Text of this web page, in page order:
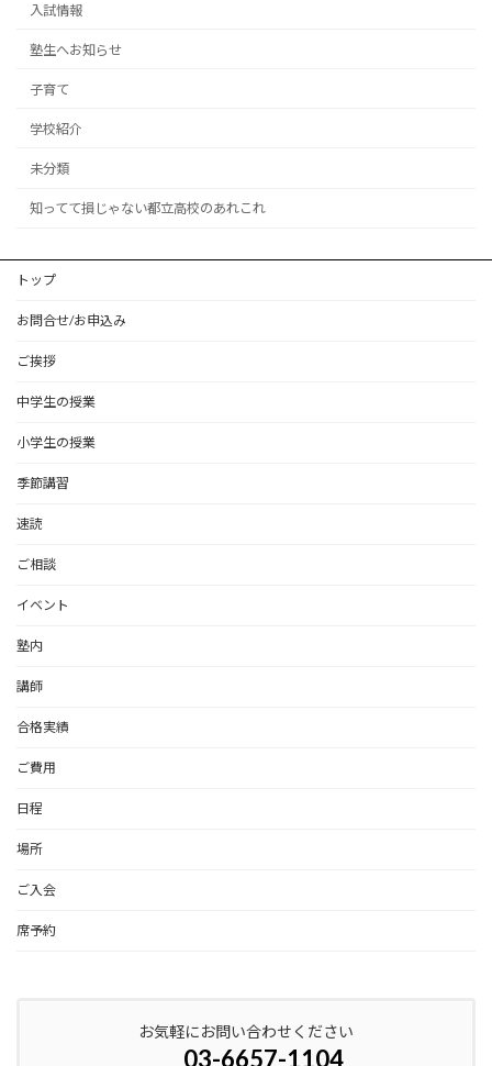
入試情報
塾生へお知らせ
子育て
学校紹介
未分類
知ってて損じゃない都立高校のあれこれ
トップ
お問合せ/お申込み
ご挨拶
中学生の授業
小学生の授業
季節講習
速読
ご相談
イベント
塾内
講師
合格実績
ご費用
日程
場所
ご入会
席予約
お気軽にお問い合わせください
03-6657-1104